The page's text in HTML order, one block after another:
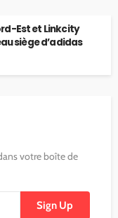
Est et Linkcity
siège d’adidas
votre boîte de